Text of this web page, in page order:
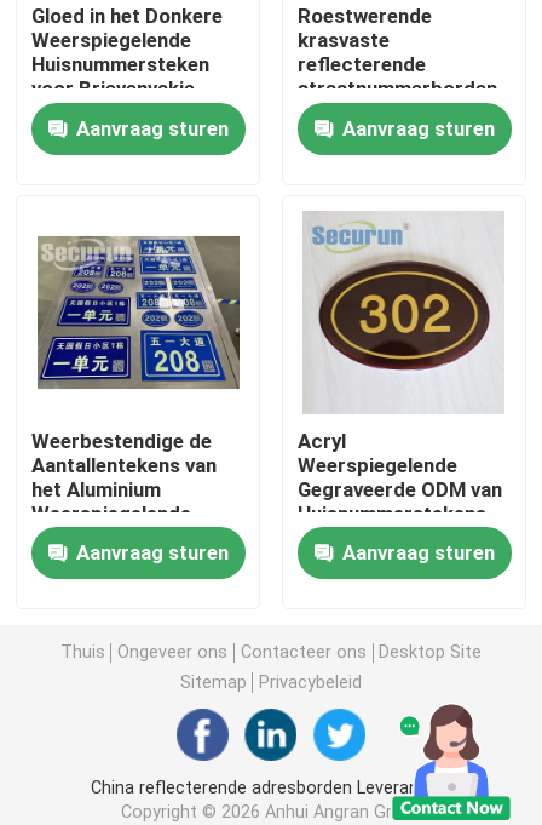
Contacteer ons
Vraag een offerte aan
Fotoluminescent Veiligheidsuitgangsbord
Fotoluminescente Vuurtekens
Fotoluminescente trapneuzen
Fotoluminescente uitgangspadmarkeringen
De lichtgevende Noteringen van de Uitgangsweg
Photoluminescent Strook
Fotoluminescente leuningstrips
Fotoluminescente veiligheidsproducten
Gloed in het Donkere
Weerspiegelende
Huisnummersteken
voor Brievenvakje
Aanvraag sturen
Roestwerende
krasvaste
reflecterende
straatnummerborden
Hoge zichtbaarheid
huisnummers
Aanvraag sturen
Weerbestendige de
Aantallentekens van
het Aluminium
Weerspiegelende
Adres voor de Bouw
van FlatAanvraag sturen
Acryl
Weerspiegelende
Gegraveerde ODM van
Huisnummerstekens
Laser
Aanvraag sturen
Thuis Ongeveer ons Contacteer ons
Desktop Site
Sitemap
Privacybeleid
China reflecterende adresborden Leverancier.
Copyright © 2026 Anhui Angran Green